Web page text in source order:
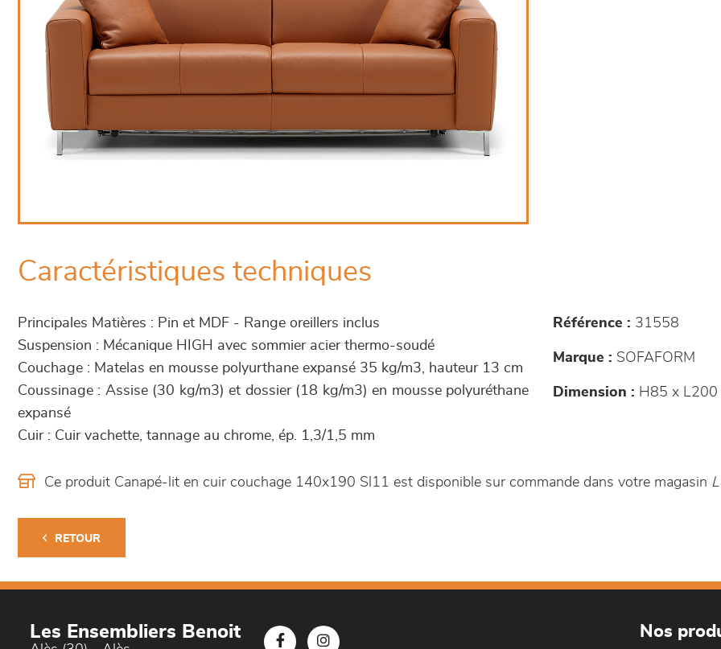
Caractéristiques techniques
Principales Matières : Pin et MDF - Range oreillers inclus
Suspension : Mécanique HIGH avec sommier acier thermo-soudé
Couchage : Matelas en mousse polyurthane expansé 35 kg/m3, hauteur 13 cm
Coussinage : Assise (30 kg/m3) et dossier (18 kg/m3) en mousse polyuréthane
expansé
Cuir : Cuir vachette, tannage au chrome, ép. 1,3/1,5 mm
Référence : 31558
Marque : SOFAFORM
Dimension : H85 x L200
Ce produit Canapé-lit en cuir couchage 140x190 Sl11 est disponible sur commande dans votre magasin
RETOUR
Les Ensembliers Benoit Nos